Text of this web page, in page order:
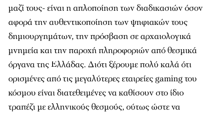
μαζί τους- είναι η απλοποίηση των διαδικασιών όσον
αφορά την αυθεντικοποίηση των ψηφιακών τους
δημιουργημάτων, την πρόσβαση σε αρχαιολογικά
μνημεία και την παροχή πληροφοριών από θεσμικά
όργανα της Ελλάδας. Διότι ξέρουμε πολύ καλά ότι
ορισμένες από τις μεγαλύτερες εταιρείες gaming του
κόσμου είναι διατεθειμένες να καθίσουν στο ίδιο
τραπέζι με ελληνικούς θεσμούς, ούτως ώστε να